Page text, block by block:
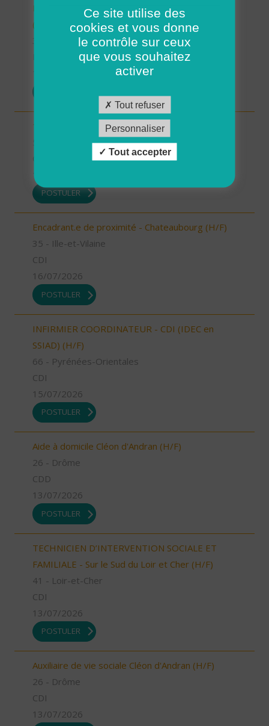
INTERVENANT.E A DOMICILE - VAL COUESNON
(H/F)
35 - Ille-et-Vilaine
Possibilité de CDI ou CDD
1 Auxiliaire de vie de nuit (H/F)
16/07/2026
POSTULER
Encadrant.e de proximité - Chateaubourg (H/F)
35 - Ille-et-Vilaine
CDI
16/07/2026
POSTULER
INFIRMIER COORDINATEUR - CDI (IDEC en
SSIAD) (H/F)
66 - Pyrénées-Orientales
CDI
15/07/2026
POSTULER
Aide à domicile Cléon d'Andran (H/F)
26 - Drôme
CDD
13/07/2026
POSTULER
TECHNICIEN D’INTERVENTION SOCIALE ET
FAMILIALE - Sur le Sud du Loir et Cher (H/F)
41 - Loir-et-Cher
CDI
13/07/2026
POSTULER
Auxiliaire de vie sociale Cléon d'Andran (H/F)
26 - Drôme
CDI
13/07/2026
Ce site utilise des
cookies et vous donne
le contrôle sur ceux
que vous souhaitez
activer
Tout refuser
Personnaliser
Tout accepter